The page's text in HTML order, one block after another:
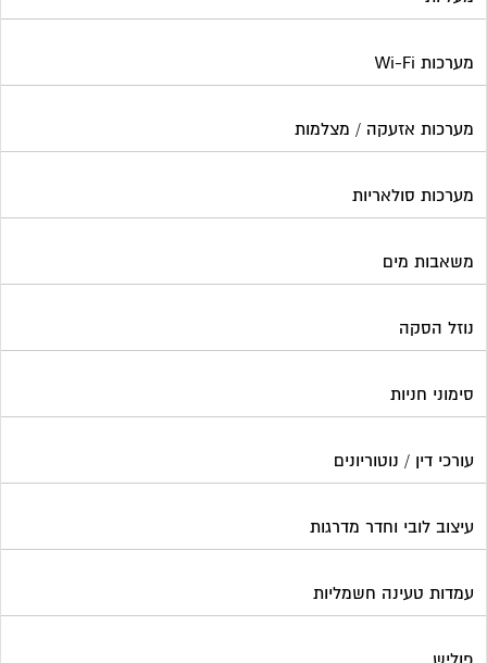
מערכות Wi-Fi
מערכות אזעקה / מצלמות
מערכות סולאריות
משאבות מים
נוזל הסקה
סימוני חניות
עורכי דין / נוטוריונים
עיצוב לובי וחדר מדרגות
עמדות טעינה חשמליות